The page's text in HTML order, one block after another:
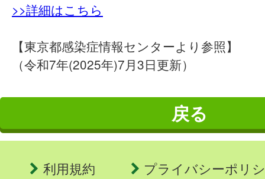
>>詳細はこちら
【東京都感染症情報センターより参照】
（令和7年(2025年)7月3日更新）
戻る
利用規約
プライバシーポリ